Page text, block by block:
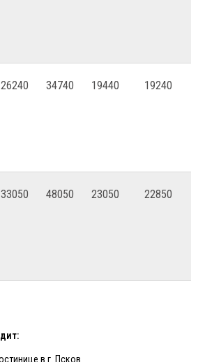
26240 34740 19440 19240
33050 48050 23050 22850
в г. Псков